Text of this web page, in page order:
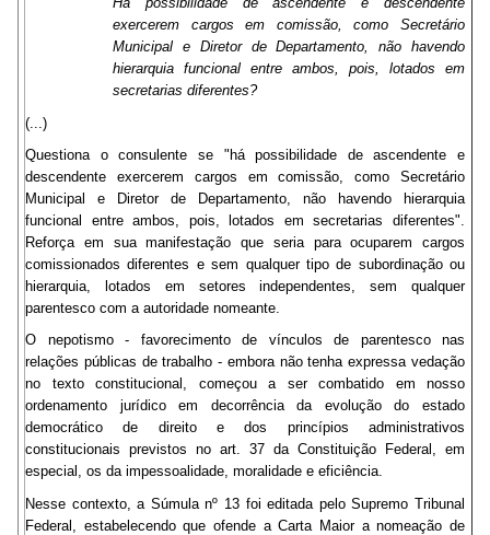
exercerem cargos em comissão, como Secretário
Municipal e Diretor de Departamento, não havendo
hierarquia funcional entre ambos, pois, lotados em
secretarias diferentes?
(...)
Questiona o consulente se "há possibilidade de ascendente e
descendente exercerem cargos em comissão, como Secretário
Municipal e Diretor de Departamento, não havendo hierarquia
funcional entre ambos, pois, lotados em secretarias diferentes".
Reforça em sua manifestação que seria para ocuparem cargos
comissionados diferentes e sem qualquer tipo de subordinação ou
hierarquia, lotados em setores independentes, sem qualquer
parentesco com a autoridade nomeante.
O nepotismo - favorecimento de vínculos de parentesco nas
relações públicas de trabalho - embora não tenha expressa vedação
no texto constitucional, começou a ser combatido em nosso
ordenamento jurídico em decorrência da evolução do estado
democrático de direito e dos princípios administrativos
constitucionais previstos no art. 37 da Constituição Federal, em
especial, os da impessoalidade, moralidade e eficiência.
Nesse contexto, a Súmula nº 13 foi editada pelo Supremo Tribunal
Federal, estabelecendo que ofende a Carta Maior a nomeação de